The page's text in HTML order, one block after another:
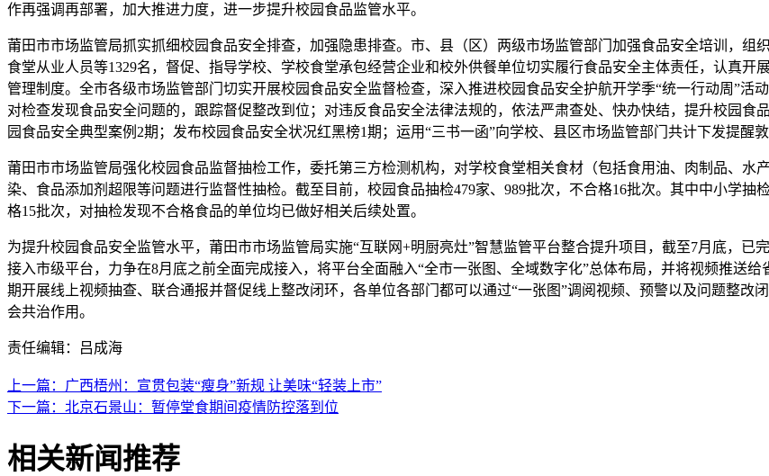
作再强调再部署，加大推进力度，进一步提升校园食品监管水平。
莆田市市场监管局抓实抓细校园食品安全排查，加强隐患排查。市、县（区）两级市场监管部门加强食品安全培训，组
食堂从业人员等1329名，督促、指导学校、学校食堂承包经营企业和校外供餐单位切实履行食品安全主体责任，认真开
管理制度。全市各级市场监管部门切实开展校园食品安全监督检查，深入推进校园食品安全护航开学季“统一行动周”活
对检查发现食品安全问题的，跟踪督促整改到位；对违反食品安全法律法规的，依法严肃查处、快办快结，提升校园
园食品安全典型案例2期；发布校园食品安全状况红黑榜1期；运用“三书一函”向学校、县区市场监管部门共计下发提醒
莆田市市场监管局强化校园食品监督抽检工作，委托第三方检测机构，对学校食堂相关食材（包括食用油、肉制品、
染、食品添加剂超限等问题进行监督性抽检。截至目前，校园食品抽检479家、989批次，不合格16批次。其中中小学抽
格15批次，对抽检发现不合格食品的单位均已做好相关后续处置。
为提升校园食品安全监管水平，莆田市市场监管局实施“互联网+明厨亮灶”智慧监管平台整合提升项目，截至7月底，已
接入市级平台，力争在8月底之前全面完成接入，将平台全面融入“全市一张图、全域数字化”总体布局，并将视频推送
期开展线上视频抽查、联合通报并督促线上整改闭环，各单位各部门都可以通过“一张图”调阅视频、预警以及问题整改
会共治作用。
责任编辑：吕成海
上一篇：广西梧州：宣贯包装“瘦身”新规 让美味“轻装上市”
下一篇：北京石景山：暂停堂食期间疫情防控落到位
相关新闻推荐